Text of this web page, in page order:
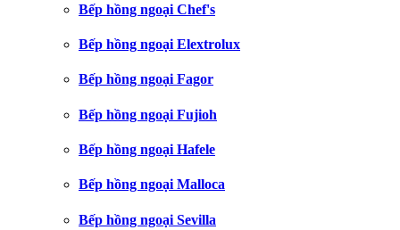
Bếp hồng ngoại Chef's
Bếp hồng ngoại Elextrolux
Bếp hồng ngoại Fagor
Bếp hồng ngoại Fujioh
Bếp hồng ngoại Hafele
Bếp hồng ngoại Malloca
Bếp hồng ngoại Sevilla